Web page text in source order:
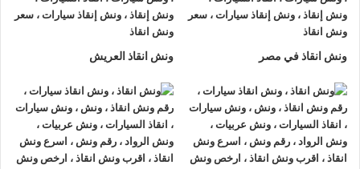
الطرق و لدينا فريق من السائقين الوناشين ذوي الخبرة والمدربين
لتزويدك بأفضل مساعدة على الطريق و تقديم خدمات الانقاذ
السريع.
ونش إنقاذ سياراتمن شركةالرواد لإنقاذ السياراتيقدم تجربة
فريدةلإنقاذ السيارات، تمتع بتجربةونش انقاذ سياراتمنونش
انقاذ الروادوأحصل على خصم 50% ، لدينا ونش انقاذمزود بأجهزة
تتبع GPS لأمانك وأمان سيارتك.
ونش انقاذ في مصر ونش انقاذ العريش